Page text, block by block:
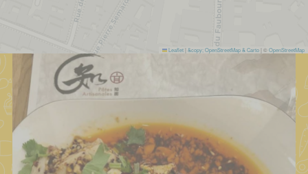
Leaflet &copy; OpenStreetMap & Carto | ©OpenStreetMap